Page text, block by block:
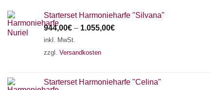
Starterset Harmonieharfe "Silvana"
944,00€ – 1.055,00€
inkl. MwSt.
zzgl. Versandkosten
Starterset Harmonieharfe "Celina"